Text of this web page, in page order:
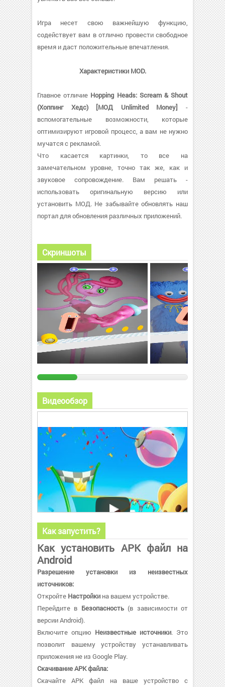
Игра несет свою важнейшую функцию,
содействует вам в отлично провести свободное
время и даст положительные впечатления.
Характеристики MOD.
Главное отличие Hopping Heads: Scream & Shout
(Хоппинг Хедс) [МОД Unlimited Money] -
вспомогательные возможности, которые
оптимизируют игровой процесс, а вам не нужно
мучатся с рекламой.
Что касается картинки, то все на
замечательном уровне, точно так же, как и
звуковое сопровождение. Вам решать -
использовать оригинальную версию или
установить МОД. Не забывайте обновлять наш
портал для обновления различных приложений.
Скриншоты
Видеообзор
Как запустить?
Как установить APK файл на
Android
Разрешение установки из неизвестных
источников:
Откройте Настройки на вашем устройстве.
Перейдите в Безопасность(в зависимости от
версии Android).
Включите опцию Неизвестные источники. Это
позволит вашему устройству устанавливать
приложения не из Google Play.
Скачивание APK файла:
Скачайте APK файл на ваше устройство с